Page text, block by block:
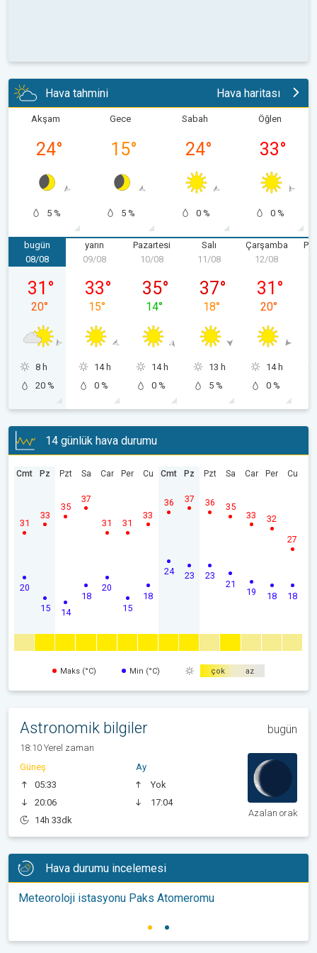
Hava tahmini Hava haritası
Akşam
24°
5 %
Gece
15°
5 %
Sabah
24°
0 %
Öğlen
33°
0 %
bugün
08/08 Cumartesi
08/08
31 °
20°
8 h
20 %
yarın
09/08
33°
15°
14 h
0 %
Pazartesi
10/08 Pazartesi
10/08
35°
14°
14 h
0 %
Salı
11/08
37°
18°
13 h
5 %
Çarşamba
12/08
31 °
20°
14 h
0 %
14 günlük hava durumu
Cmt
20
31
Pz
15
33
Pzt
14
35
Sa
18
37
Car
20
31
Per
15
31
Cu
18
33
Cmt
24
36
Pz
23
37
Pzt
23
36
Sa
21
35
Car
19
33
Per
18
32
Cu
18
27
Maks (°C) Min (°C) çok az
Astronomik bilgiler bugün
18:10 Yerel zaman
Güneş
05:33
20:06
14h 33dk
Ay
Yok
17:04
Azalan orak
Hava durumu incelemesi
Meteoroloji istasyonu Paks Atomeromu